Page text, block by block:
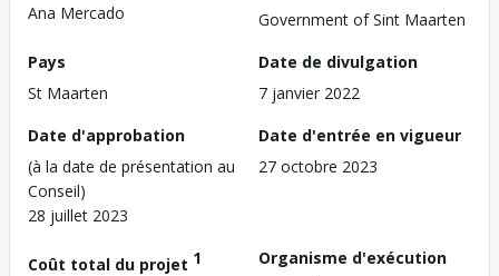
Ana Mercado
Government of Sint Maarten
Pays
St Maarten
Date de divulgation
7 janvier 2022
Date d'approbation
(à la date de présentation au
Conseil)
28 juillet 2023
Date d'entrée en vigueur
27 octobre 2023
Coût total du projet 1
Organisme d'exécution